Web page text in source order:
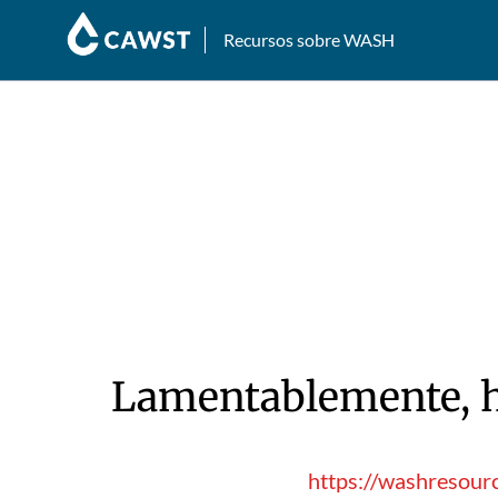
Recursos sobre WASH
Lamentablemente,
https://